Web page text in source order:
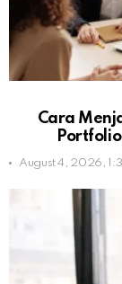
Cara
August 4, 2026,